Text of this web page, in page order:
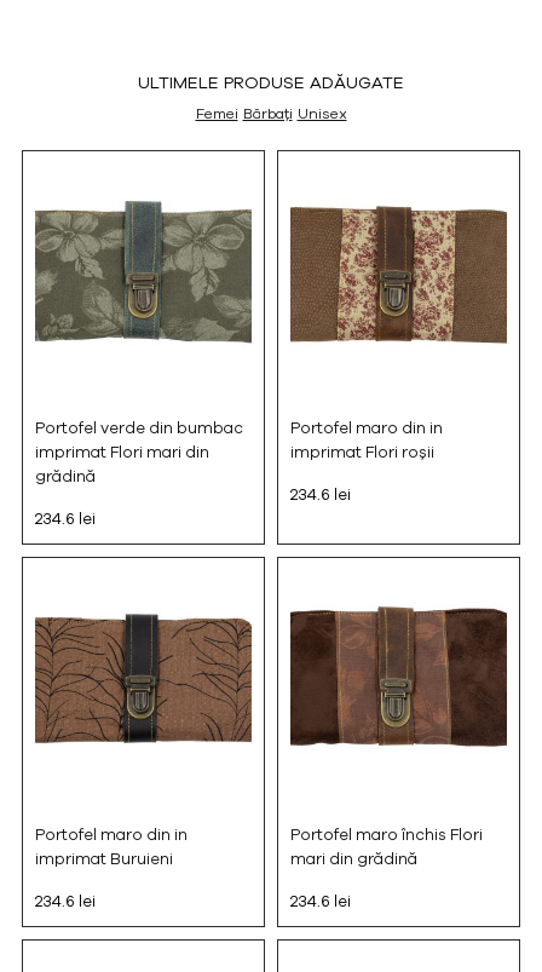
ULTIMELE PRODUSE ADĂUGATE
Femei Bărbați Unisex
Portofel verde din bumbac
imprimat Flori mari din
grădină
234.6 lei
Portofel maro din in
imprimat Flori roșii
234.6 lei
Portofel maro din in
imprimat Buruieni
234.6 lei
Portofel maro închis Flori
mari din grădină
234.6 lei